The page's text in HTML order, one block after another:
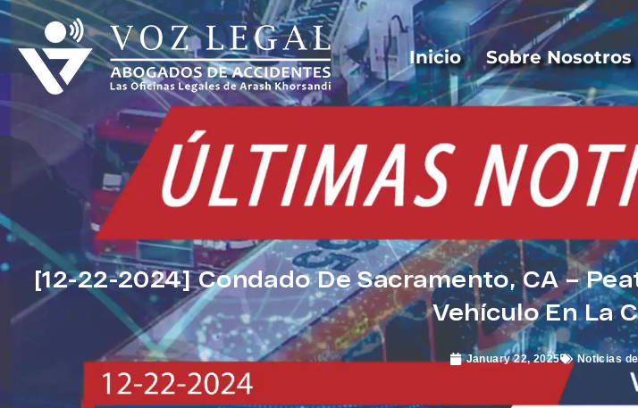
Inicio Sobre Nosotros
[12-22-2024] Condado De Sacramento, CA –
Vehículo En La
January 22, 2025 Noticias